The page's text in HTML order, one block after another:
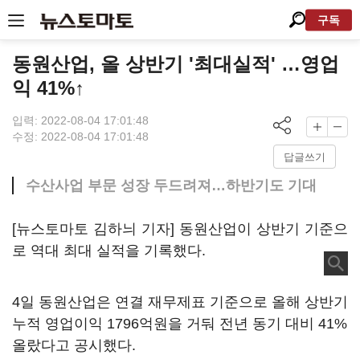
구독
동원산업, 올 상반기 '최대실적' …영업
익 41%↑
입력: 2022-08-04 17:01:48
수정: 2022-08-04 17:01:48
답글쓰기
수산사업 부문 성장 두드려져…하반기도 기대
[뉴스토마토 김하늬 기자] 동원산업이 상반기 기준으
로 역대 최대 실적을 기록했다.
4일 동원산업은 연결 재무제표 기준으로 올해 상반기
누적 영업이익 1796억원을 거둬 전년 동기 대비 41%
올랐다고 공시했다.